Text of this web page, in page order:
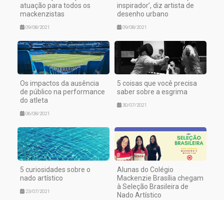
atuação para todos os
mackenzistas
09/08/2021
inspirador’, diz artista de
desenho urbano
09/08/2021
Os impactos da ausência
de público na performance
do atleta
06/08/2021
5 coisas que você precisa
saber sobre a esgrima
30/07/2021
5 curiosidades sobre o
nado artístico
23/07/2021
Alunas do Colégio
Mackenzie Brasília chegam
à Seleção Brasileira de
Nado Artístico